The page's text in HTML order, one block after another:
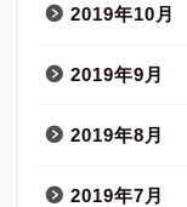
2019年10月
2019年9月
2019年8月
2019年7月